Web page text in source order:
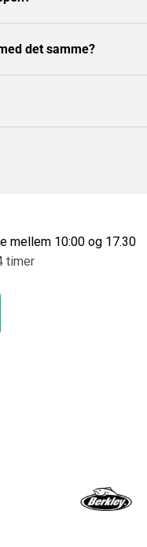
det samme?
mellem 10:00 og 17.30
timer